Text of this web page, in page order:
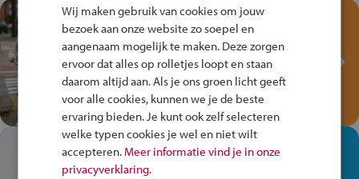
Test je kennis met het
Fiets Veilig
Verkeersspel!
Speel het Fiets Veilig Verkeersspel
en win een Cortina-fiets!
In de winkel ben je op je
plek!
Wij maken gebruik van cookies om jouw
bezoek aan onze website zo soepel en
aangenaam mogelijk te maken. Deze zorgen
ervoor dat alles op rolletjes loopt en staan
daarom altijd aan. Als je ons groen licht geeft
voor alle cookies, kunnen we je de beste
ervaring bieden. Je kunt ook zelf selecteren
welke typen cookies je wel en niet wilt
accepteren. Meer informatie vind je in onze
privacyverklaring.